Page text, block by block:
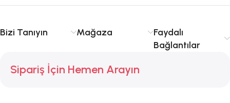
Bizi Tanıyın Mağaza
Faydalı
Bağlantılar
Sipariş İçin Hemen Arayın